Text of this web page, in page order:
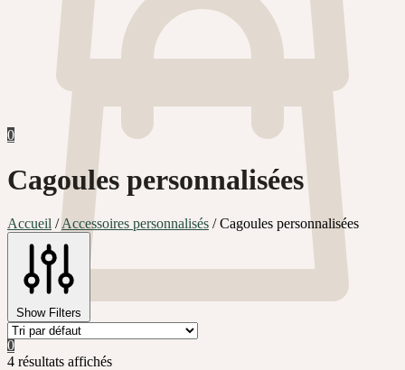
0
0
Cagoules personnalisées
Accueil /Accessoires personnalisés /Cagoules personnalisées
Show Filters
4 résultats affichés